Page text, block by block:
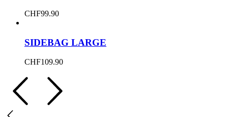
CHF99.90
SIDEBAG LARGE
CHF109.90